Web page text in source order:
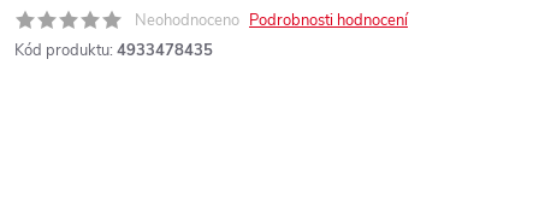
Neohodnoceno Podrobnosti hodnocení
Kód produktu: 4933478435